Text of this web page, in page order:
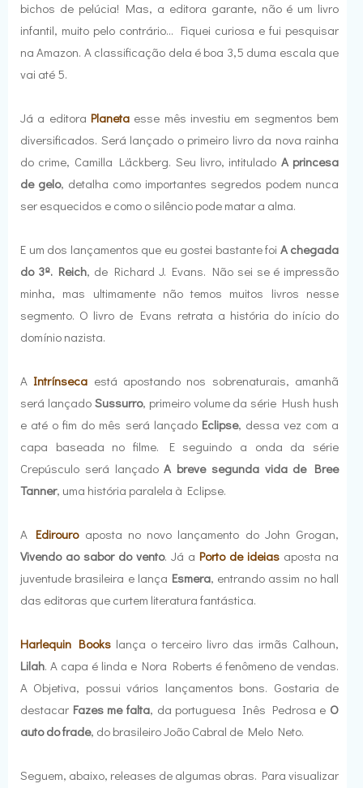
bichos de pelúcia! Mas, a editora garante, não é um livro
infantil, muito pelo contrário... Fiquei curiosa e fui pesquisar
na Amazon. A classificação dela é boa 3,5 duma escala que
vai até 5.
Já a editora Planeta esse mês investiu em segmentos bem
diversificados. Será lançado o primeiro livro da nova rainha
do crime, Camilla Läckberg. Seu livro, intitulado A princesa
de gelo, detalha como importantes segredos podem nunca
ser esquecidos e como o silêncio pode matar a alma.
E um dos lançamentos que eu gostei bastante foi A chegada
do 3º. Reich, de Richard J. Evans. Não sei se é impressão
minha, mas ultimamente não temos muitos livros nesse
segmento. O livro de Evans retrata a história do início do
domínio nazista.
A Intrínseca está apostando nos sobrenaturais, amanhã
será lançado Sussurro, primeiro volume da série Hush hush
e até o fim do mês será lançado Eclipse, dessa vez com a
capa baseada no filme. E seguindo a onda da série
Crepúsculo será lançadoA breve segunda vida de Bree
Tanner, uma história paralela à Eclipse.
A Edirouroaposta no novo lançamento do John Grogan,
Vivendo ao sabor do vento. Já a Porto de ideias aposta na
juventude brasileira e lança Esmera, entrando assim no hall
das editoras que curtem literatura fantástica.
Harlequin Books lança o terceiro livro das irmãs Calhoun,
Lilah. A capa é linda e Nora Roberts é fenômeno de vendas.
A Objetiva, possui vários lançamentos bons. Gostaria de
destacar Fazes me falta, da portuguesa Inês Pedrosa e O
auto do frade, do brasileiro João Cabral de Melo Neto.
Seguem, abaixo, releases de algumas obras. Para visualizar